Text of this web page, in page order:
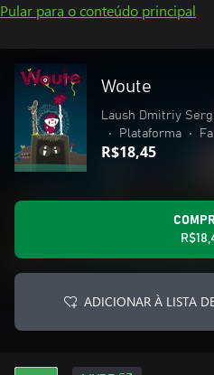
Pular para o conteúdo principal
Woute
Laush Dmitriy
•
Plataforma •
R$18,45
ADICIONAR À LISTA